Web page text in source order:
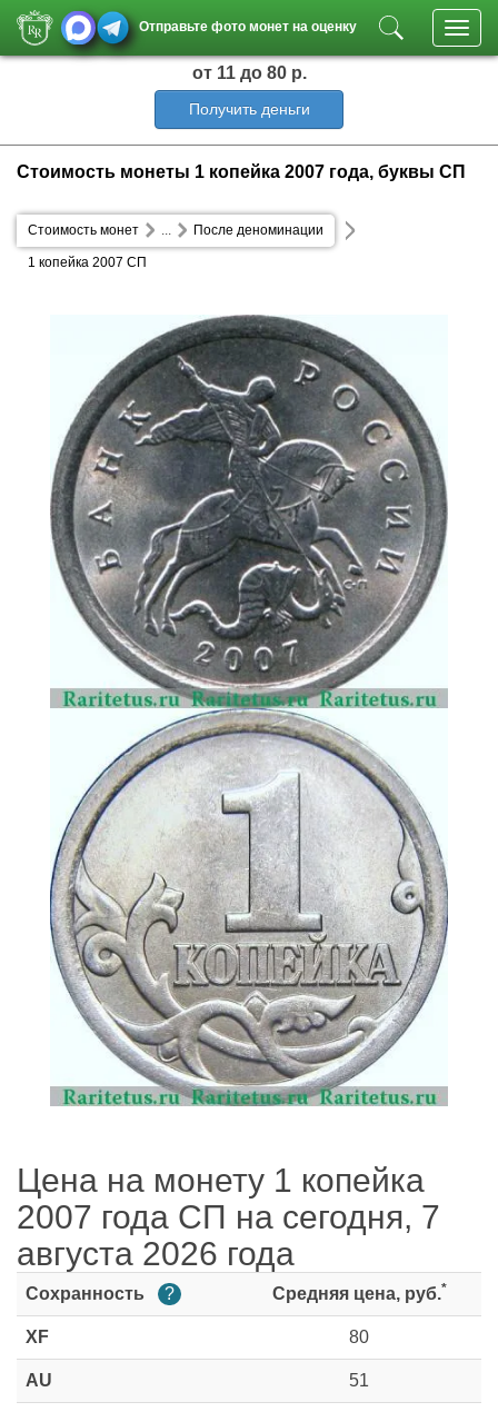
Отправьте фото монет на оценку
от 11 до 80 р.
Получить деньги
Стоимость монеты 1 копейка 2007 года, буквы СП
Стоимость монет После деноминации
...
1 копейка 2007 СП
Цена на монету 1 копейка
2007 года СП на сегодня, 7
августа 2026 года
Сохранность ? Средняя цена, руб.*
XF 80
AU 51